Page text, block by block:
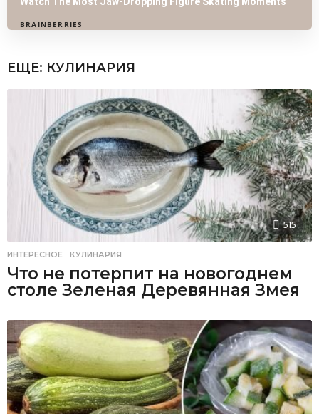
ЕЩЕ: КУЛИНАРИЯ
515
ИНТЕРЕСНОЕ ,КУЛИНАРИЯ
Что не потерпит на новогоднем
столе Зеленая Деревянная Змея